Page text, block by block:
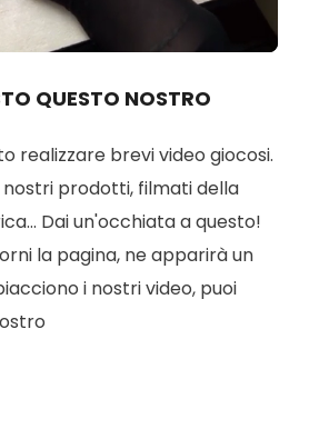
Loaded
100.00%
QUESTO NOSTRO
realizzare brevi video giocosi.
nostri prodotti, filmati della
Dai un'occhiata a questo!
la pagina, ne apparirà un
i nostri video, puoi